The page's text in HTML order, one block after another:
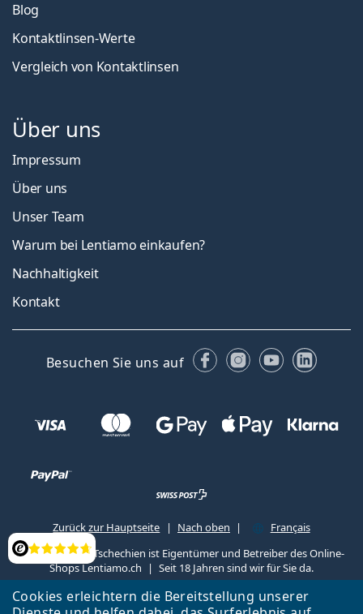
Cookies erleichtern die Bereitstellung unserer
Bewertung
Blog
Kontaktlinsen-Werte
Vergleich von Kontaktlinsen
Über uns
Impressum
Über uns
Unser Team
Warum bei Lentiamo einkaufen?
Nachhaltigkeit
Kontakt
Besuchen Sie uns auf FacebookInstagram
YouTube
Zurück zur Hauptseite Nach oben
Français
Lentiamo s.r.o., Tschechien ist Eigentümer und Betreiber des Online-
Shops Lentiamo.ch
Seit 18 Jahren sind wir für Sie da.